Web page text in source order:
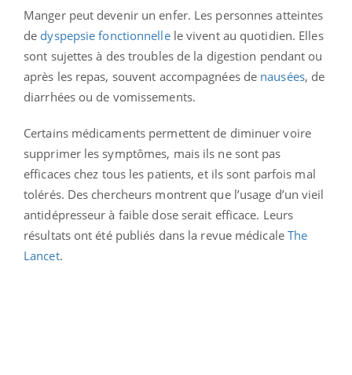
Manger peut devenir un enfer. Les personnes atteintes
de dyspepsie fonctionnellele vivent au quotidien. Elles
sont sujettes à des troubles de la digestion pendant ou
après les repas, souvent accompagnées de nausées, de
diarrhées ou de vomissements.
Certains médicaments permettent de diminuer voire
supprimer les symptômes, mais ils ne sont pas
efficaces chez tous les patients, et ils sont parfois mal
tolérés. Des chercheurs montrent que l’usage d’un vieil
antidépresseur à faible dose serait efficace. Leurs
résultats ont été publiés dans la revue médicale The
Lancet.